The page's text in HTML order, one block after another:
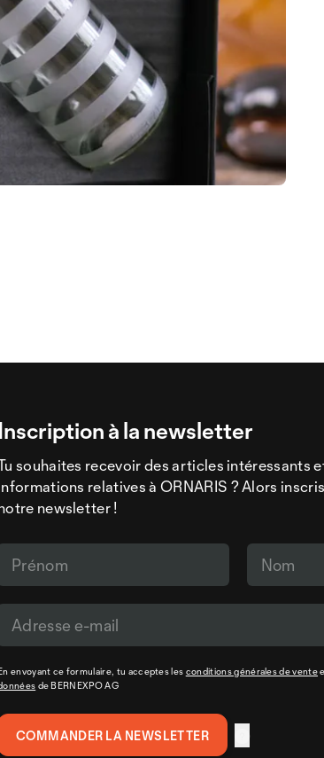
Inscription à la newsletter
souhaites recevoir des articles intéressants
relatives à ORNARIS ? Alors
newsletter !
envoyant ce formulaire, tu acceptes les conditions générales de vente
de BERNEXPO AG